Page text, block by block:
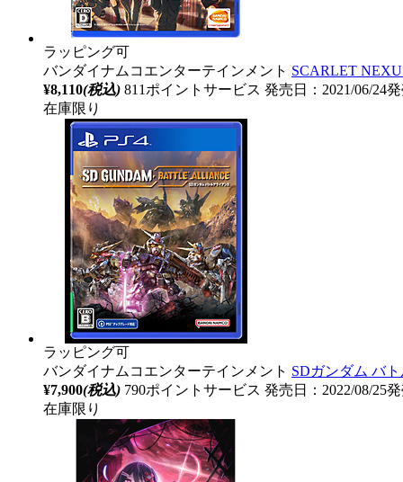
ラッピング可
バンダイナムコエンターテインメント SCARLET
¥8,110(税込) 811ポイントサービス 発売日：2021/06/24
在庫限り
ラッピング可
バンダイナムコエンターテインメント SDガンダム バ
¥7,900(税込) 790ポイントサービス 発売日：2022/08/25
在庫限り